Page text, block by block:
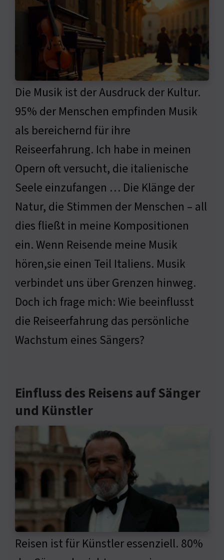
Die Musik ist der Ausdruck der Kultur.
95% der Menschen empfinden Musik
als bereichernd für ihre
Reiseerfahrung. Ich habe in meinen
Opern oft versucht, die italienische
Seele einzufangen … Die Klänge der
Natur, die Stimmen der Menschen – all
dies fließt in meine Kompositionen
ein. Wenn Reisende meine Musik
hören,sie einen Teil Italiens. Musik
verbindet uns über Grenzen hinweg.
Doch ich frage mich: Wie beeinflusst
die Reiseerfahrung das persönliche
Wachstum eines Sängers?
Einfluss des Reisens auf Sänger
und Künstler
Reisen ist für Künstler essenziell. 80%